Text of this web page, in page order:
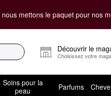
nous mettons le paquet pour nos
Découvrir le
Choisissez votre
Soins pour la
peau
Parfums